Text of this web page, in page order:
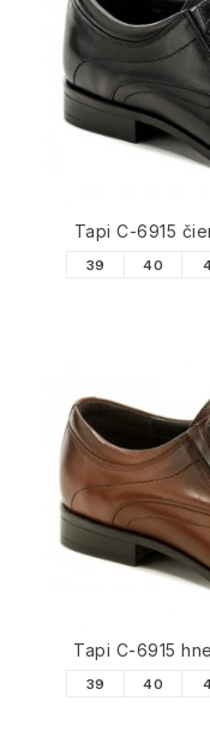
Tapi C-6915
39 40
Tapi C-6915
39 40